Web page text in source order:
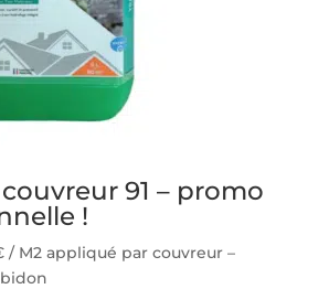
91 – promo
!
/ M2 appliqué par couvreur –